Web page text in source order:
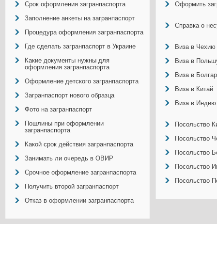
Срок оформления загранпаспорта
Заполнение анкеты на загранпаспорт
Процедура оформления загранпаспорта
Где сделать загранпаспорт в Украине
Какие документы нужны для
оформления загранпаспорта
Оформление детского загранпаспорта
Загранпаспорт нового образца
Фото на загранпаспорт
Пошлины при оформлении
загранпаспорта
Какой срок действия загранпаспорта
Занимать ли очередь в ОВИР
Срочное оформление загранпаспорта
Получить второй загранпаспорт
Отказ в оформлении загранпаспорта
Оформить
Справка о
Виза в Чехию
Виза в
Виза в
Виза в Китай
Виза в Индию
Посольство
Посольство
Посольство
Посольство
Посольство